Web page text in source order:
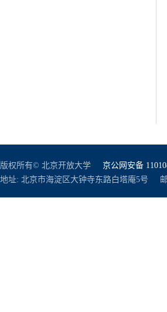
版权所有© 北京开放大学
京公网安备
地址: 北京市海淀区大钟寺东路白塔庵5号